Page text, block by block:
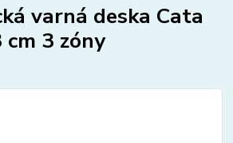
varná deska Cata
3 zóny